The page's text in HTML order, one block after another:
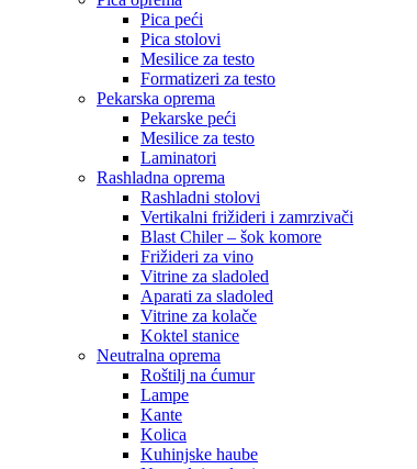
Pica peći
Pica stolovi
Mesilice za testo
Formatizeri za testo
Pekarska oprema
Pekarske peći
Mesilice za testo
Laminatori
Rashladna oprema
Rashladni stolovi
Vertikalni frižideri i zamrzivači
Blast Chiler – šok komore
Frižideri za vino
Vitrine za sladoled
Aparati za sladoled
Vitrine za kolače
Koktel stanice
Neutralna oprema
Roštilj na ćumur
Lampe
Kante
Kolica
Kuhinjske haube